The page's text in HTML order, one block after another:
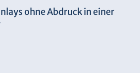
ohne Abdruck in einer